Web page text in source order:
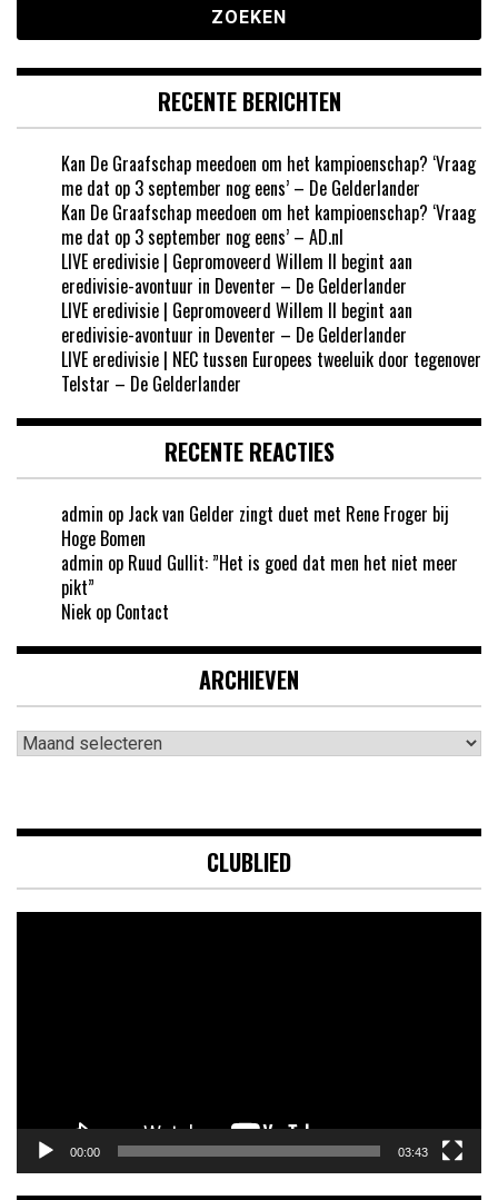
RECENTE BERICHTEN
Kan De Graafschap meedoen om het kampioenschap? ‘Vraag
me dat op 3 september nog eens’ – De Gelderlander
Kan De Graafschap meedoen om het kampioenschap? ‘Vraag
me dat op 3 september nog eens’ – AD.nl
LIVE eredivisie | Gepromoveerd Willem II begint aan
eredivisie-avontuur in Deventer – De Gelderlander
LIVE eredivisie | Gepromoveerd Willem II begint aan
eredivisie-avontuur in Deventer – De Gelderlander
LIVE eredivisie | NEC tussen Europees tweeluik door tegenover
Telstar – De Gelderlander
RECENTE REACTIES
admin op Jack van Gelder zingt duet met Rene Froger bij
Hoge Bomen
admin op Ruud Gullit: ”Het is goed dat men het niet meer
pikt”
Niek op Contact
ARCHIEVEN
Archieven
CLUBLIED
00:00 03:43